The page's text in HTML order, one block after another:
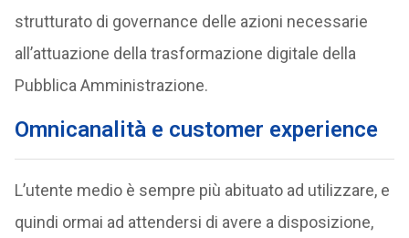
strutturato di governance delle azioni necessarie
all’attuazione della trasformazione digitale della
Pubblica Amministrazione.
Omnicanalità e customer experience
L’utente medio è sempre più abituato ad utilizzare, e
quindi ormai ad attendersi di avere a disposizione,